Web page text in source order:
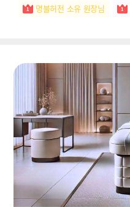
명불허전 소유 원장님